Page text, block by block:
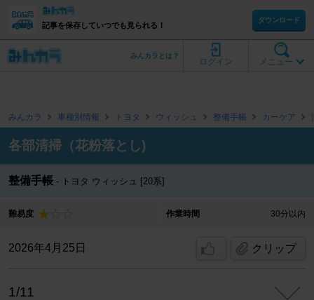
記事を保存していつでも見られる！
ダウンロード
メニュー
ログイン
みんカラとは？
みんカラ 車種別情報 トヨタ ウィッシュ 整備手帳 カーケア
各部清掃（花粉落とし)
整備手帳 トヨタ ウィッシュ [20系]
難易度 作業時間 30分以内
2026年4月25日 クリップ
1/11